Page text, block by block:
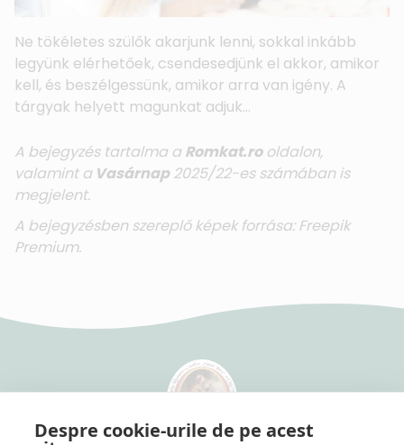
Ne tökéletes szülők akarjunk lenni, sokkal inkább
legyünk elérhetőek, csendesedjünk el akkor, amikor
kell, és beszélgessünk, amikor arra van igény. A
tárgyak helyett magunkat adjuk…
A bejegyzés tartalma a Romkat.rooldalon,
valamint a Vasárnap2025/22-es számában is
megjelent.
A bejegyzésben szereplő képek forrása: Freepik
Premium.
Despre cookie-urile de pe acest